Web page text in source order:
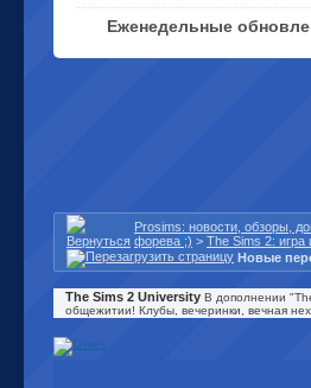
Еженедельные
Prosims: новости, обзоры,
форева ;) > The Sims 2: игра
Новые
The Sims 2 University В дополнении
общежитии! Клубы, вечеринки, вечная